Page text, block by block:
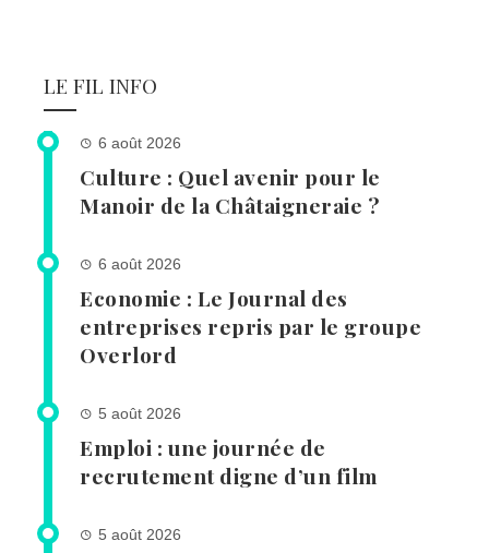
LE FIL INFO
6 août 2026
Culture : Quel avenir pour le
Manoir de la Châtaigneraie ?
6 août 2026
Economie : Le Journal des
entreprises repris par le groupe
Overlord
5 août 2026
Emploi : une journée de
recrutement digne d’un film
5 août 2026